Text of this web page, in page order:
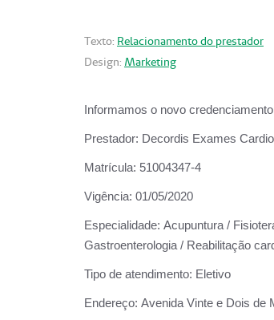
Texto: Relacionamento do prestador
Design: Marketing
Informamos o novo
Prestador: Decordis Exames
Matrícula: 51004347-4
Vigência: 01/05/2020
Especialidade: Acupuntura /
Gastroenterologia / Reabilitação
Tipo de atendimento: Eletivo
Endereço: Avenida Vinte e Dois de